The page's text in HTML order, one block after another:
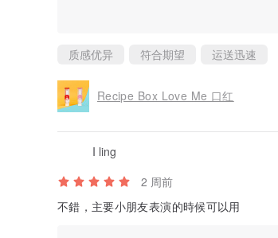
质感优异 符合期望 运送迅速
Recipe Box Love Me 口红
I ling
2 周前
不錯，主要小朋友表演的時候可以用